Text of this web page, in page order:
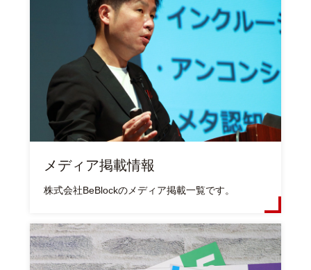
メディア掲載情報
株式会社BeBlockのメディア掲載一覧です。